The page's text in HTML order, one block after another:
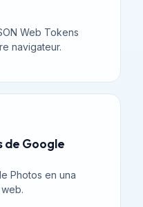
Web Tokens
navigateur.
de Google
Photos en una